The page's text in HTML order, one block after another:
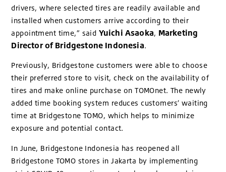
drivers, where selected tires are readily available and
installed when customers arrive according to their
appointment time,” said Yuichi Asaoka, Marketing
Director of Bridgestone Indonesia.
Previously, Bridgestone customers were able to choose
their preferred store to visit, check on the availability of
tires and make online purchase on TOMOnet. The newly
added time booking system reduces customers’ waiting
time at Bridgestone TOMO, which helps to minimize
exposure and potential contact.
In June, Bridgestone Indonesia has reopened all
Bridgestone TOMO stores in Jakarta by implementing